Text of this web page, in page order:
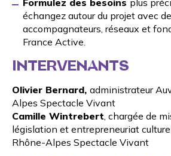
Formulez des besoins plus
échangez autour du projet avec
accompagnateurs, réseaux et
France Active.
INTERVENANTS
Olivier Bernard, administrateur
Alpes Spectacle Vivant
Camille Wintrebert, chargée de
législation et entrepreneuriat
Rhône-Alpes Spectacle Vivant